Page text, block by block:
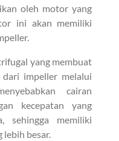
oleh motor yang
ini akan memiliki
yang membuat
impeller melalui
cairan
kecepatan yang
sehingga memiliki
besar.